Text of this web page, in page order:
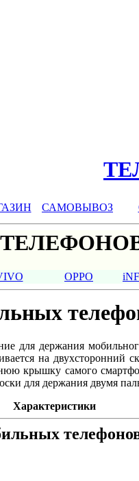
САМОВЫВОЗ
OPPO
для держания
на двухсторонний
крышку самого
для держания двумя
Характеристики